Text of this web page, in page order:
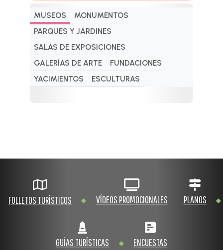
MUSEOS
MONUMENTOS
PARQUES Y JARDINES
SALAS DE EXPOSICIONES
GALERÍAS DE ARTE
FUNDACIONES
YACIMIENTOS
ESCULTURAS
FOLLETOS TURÍSTICOS VÍDEOS PROMOCIONALES PLANOS
GUÍAS TURÍSTICAS ENCUESTAS